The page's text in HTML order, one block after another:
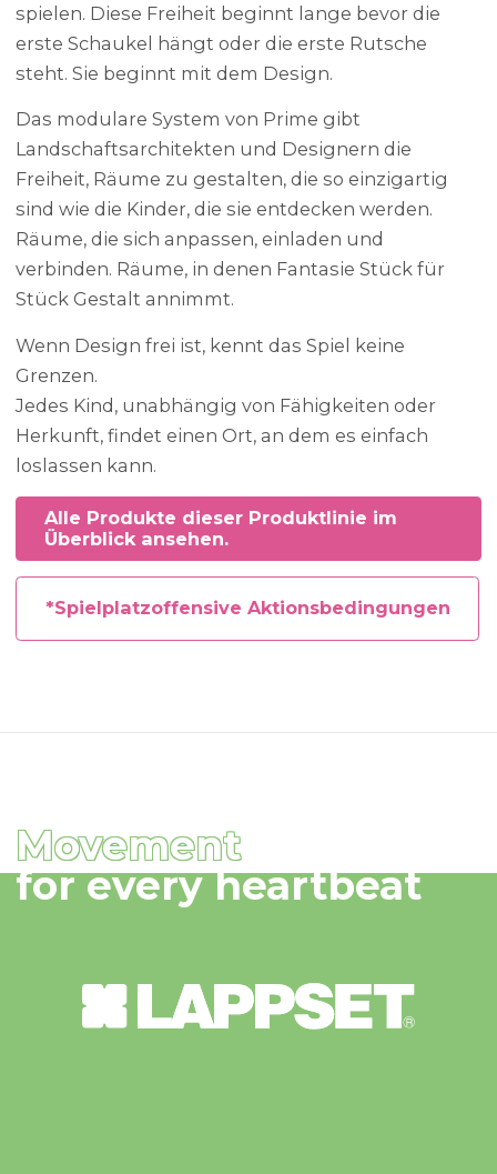
spielen. Diese Freiheit beginnt lange bevor die
erste Schaukel hängt oder die erste Rutsche
steht. Sie beginnt mit dem Design.
Das modulare System von Prime gibt
Landschaftsarchitekten und Designern die
Freiheit, Räume zu gestalten, die so einzigartig
sind wie die Kinder, die sie entdecken werden.
Räume, die sich anpassen, einladen und
verbinden. Räume, in denen Fantasie Stück für
Stück Gestalt annimmt.
Wenn Design frei ist, kennt das Spiel keine
Grenzen.
Jedes Kind, unabhängig von Fähigkeiten oder
Herkunft, findet einen Ort, an dem es einfach
loslassen kann.
Alle Produkte dieser Produktlinie im
Überblick ansehen.
*Spielplatzoffensive Aktionsbedingungen
Movement
for every heartbeat